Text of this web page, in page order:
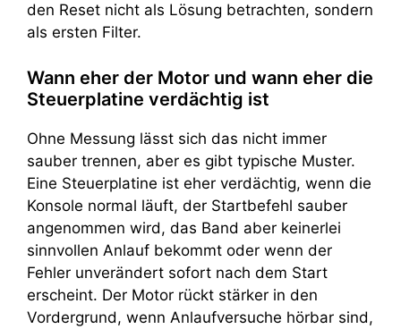
den Reset nicht als Lösung betrachten, sondern
als ersten Filter.
Wann eher der Motor und wann eher die
Steuerplatine verdächtig ist
Ohne Messung lässt sich das nicht immer
sauber trennen, aber es gibt typische Muster.
Eine Steuerplatine ist eher verdächtig, wenn die
Konsole normal läuft, der Startbefehl sauber
angenommen wird, das Band aber keinerlei
sinnvollen Anlauf bekommt oder wenn der
Fehler unverändert sofort nach dem Start
erscheint. Der Motor rückt stärker in den
Vordergrund, wenn Anlaufversuche hörbar sind,